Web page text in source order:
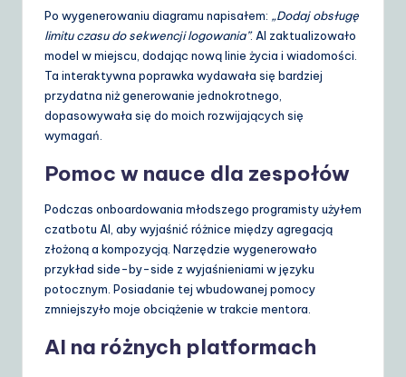
Po wygenerowaniu diagramu napisałem: „Dodaj obsługę
limitu czasu do sekwencji logowania”. AI zaktualizowało
model w miejscu, dodając nową linie życia i wiadomości.
Ta interaktywna poprawka wydawała się bardziej
przydatna niż generowanie jednokrotnego,
dopasowywała się do moich rozwijających się
wymagań.
Pomoc w nauce dla zespołów
Podczas onboardowania młodszego programisty użyłem
czatbotu AI, aby wyjaśnić różnice między agregacją
złożoną a kompozycją. Narzędzie wygenerowało
przykład side-by-side z wyjaśnieniami w języku
potocznym. Posiadanie tej wbudowanej pomocy
zmniejszyło moje obciążenie w trakcie mentora.
AI na różnych platformach